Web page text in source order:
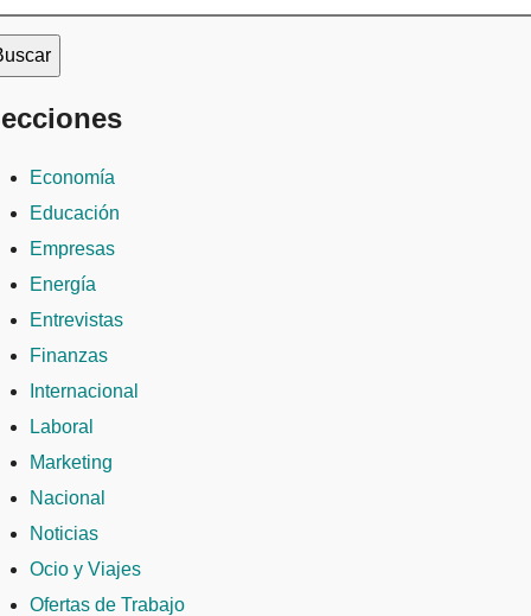
Economía
Educación
Empresas
Energía
Entrevistas
Finanzas
Internacional
Laboral
Marketing
Nacional
Noticias
Ocio y Viajes
Ofertas de Trabajo